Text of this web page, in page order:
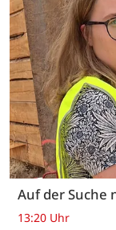
Auf der Suche
13:20 Uhr